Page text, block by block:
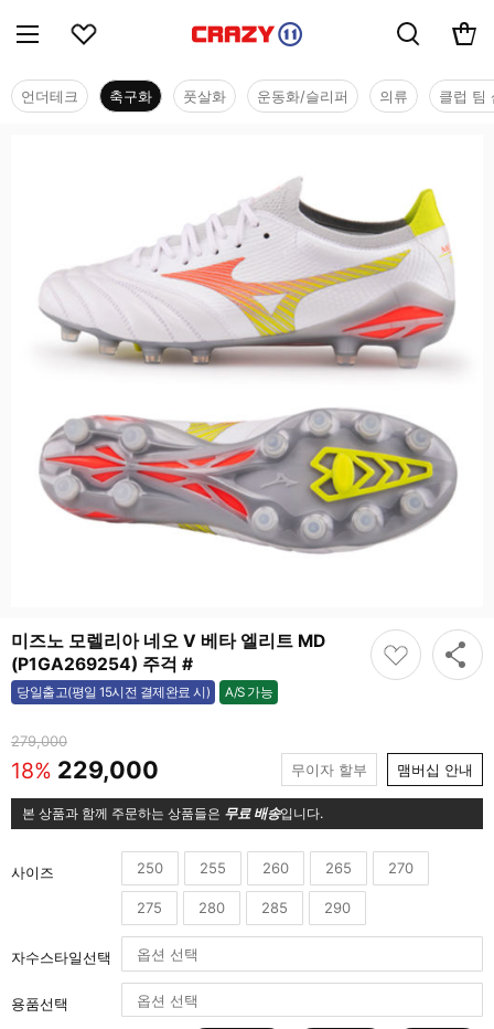
언더테크 축구화 풋살화 운동화/슬리퍼 의류 클럽 팀
미즈노 모렐리아 네오 V 베타 엘리트 MD
(P1GA269254) 주걱 #
당일출고(평일 15시전 결제완료 시) A/S 가능
가능
279,000
18% 229,000 무이자 할부 맴버십 안내
본 상품과 함께 주문하는 상품들은 무료 배송입니다.
사이즈 250 255 260 265 270
275 280 285 290
자수스타일선택
용품선택